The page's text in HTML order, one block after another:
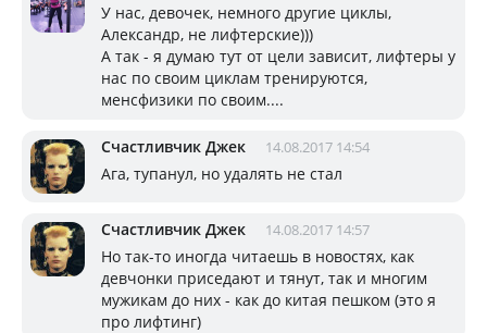
У нас, девочек, немного другие циклы,
Александр, не лифтерские)))
А так - я думаю тут от цели зависит, лифтеры у
нас по своим циклам тренируются,
менсфизики по своим....
Счастливчик Джек 14.08.2017 14:54
Ага, тупанул, но удалять не стал
Счастливчик Джек 14.08.2017 14:57
Но так-то иногда читаешь в новостях, как
девчонки приседают и тянут, так и многим
мужикам до них - как до китая пешком (это я
про лифтинг)